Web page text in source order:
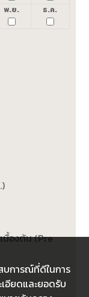
พ.ย. ธ.ค.
บื้องต้น (Pre
บการณ์ที่ดีในการ
อียดและยอดรับ